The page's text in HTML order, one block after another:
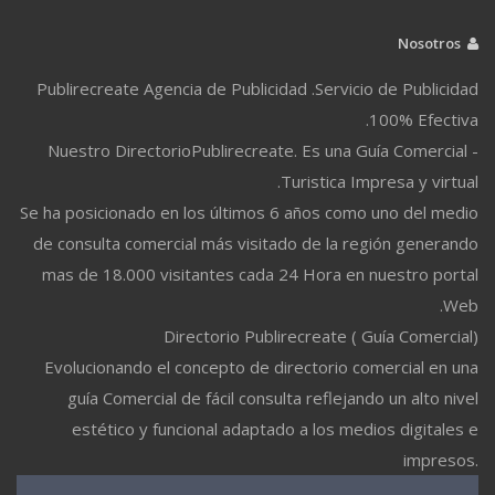
Publirecreate Agencia de Publicidad .Servicio de Publicidad
100% Efectiva.
Nuestro DirectorioPublirecreate. Es una Guía Comercial -
Turistica Impresa y virtual.
Se ha posicionado en los últimos 6 años como uno del medio
de consulta comercial más visitado de la región generando
mas de 18.000 visitantes cada 24 Hora en nuestro portal
Web.
Directorio Publirecreate ( Guía Comercial)
Evolucionando el concepto de directorio comercial en una
guía Comercial de fácil consulta reflejando un alto nivel
estético y funcional adaptado a los medios digitales e
impresos.